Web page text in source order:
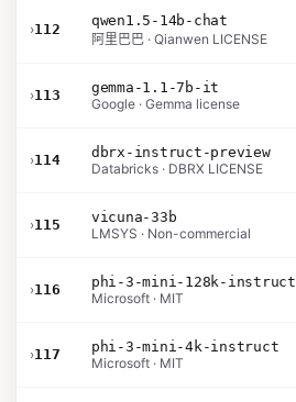
›112
qwen1.5-14b-chat
阿里巴巴 · Qianwen LICENSE
›113
gemma-1.1-7b-it
Google · Gemma license
›114
dbrx-instruct-preview
Databricks · DBRX LICENSE
›115
vicuna-33b
LMSYS · Non-commercial
›116
phi-3-mini-128k-instruct
Microsoft · MIT
›117
phi-3-mini-4k-instruct
Microsoft · MIT